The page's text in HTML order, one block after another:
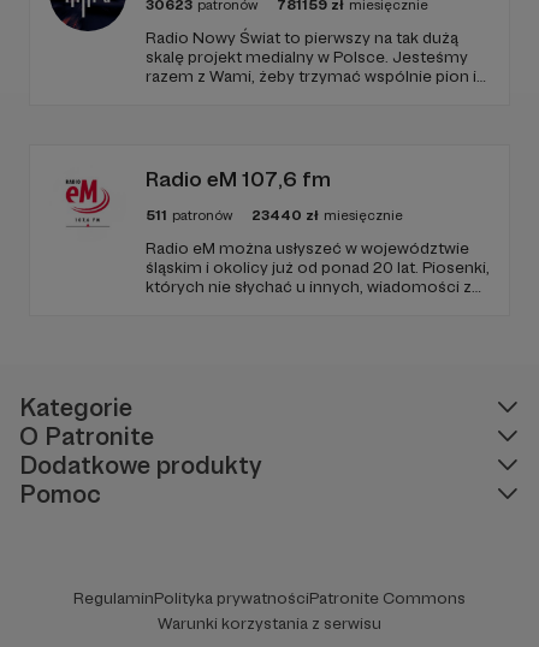
30623 patronów 781159 zł miesięcznie
Radio Nowy Świat to pierwszy na tak dużą
skalę projekt medialny w Polsce. Jesteśmy
razem z Wami, żeby trzymać wspólnie pion i
Radio eM 107,6 fm
511 patronów 23440 zł miesięcznie
Radio eM można usłyszeć w województwie
śląskim i okolicy już od ponad 20 lat. Piosenki,
których nie słychać u innych, wiadomości z
Kategorie
O Patronite
Dodatkowe produkty
Pomoc
RegulaminPolityka prywatnościPatronite Commons
Warunki korzystania z serwisu